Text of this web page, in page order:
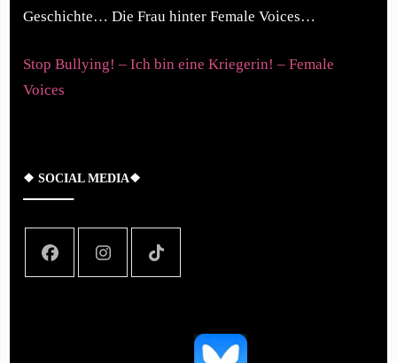
Geschichte… Die Frau hinter Female Voices…
Stop Bullying! – Ich bin eine Kriegerin! – Female
Voices
❖ SOCIAL MEDIA❖